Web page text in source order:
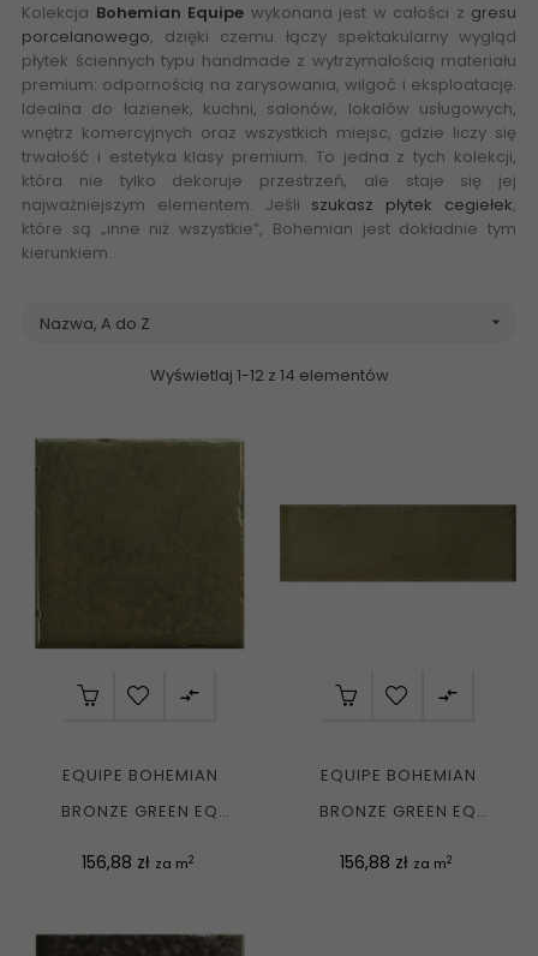
Kolekcja Bohemian Equipe wykonana jest w całości z gresu
porcelanowego, dzięki czemu łączy spektakularny wygląd
płytek ściennych typu handmade z wytrzymałością materiału
premium: odpornością na zarysowania, wilgoć i eksploatację.
Idealna do łazienek, kuchni, salonów, lokalów usługowych,
wnętrz komercyjnych oraz wszystkich miejsc, gdzie liczy się
trwałość i estetyka klasy premium. To jedna z tych kolekcji,
która nie tylko dekoruje przestrzeń, ale staje się jej
najważniejszym elementem. Jeśli szukasz płytek cegiełek,
które są „inne niż wszystkie”, Bohemian jest dokładnie tym
kierunkiem.
Nazwa, A do Z 
Wyświetlaj 1-12 z 14 elementów

EQUIPE BOHEMIAN
BRONZE GREEN EQ
Cena
156,88 zł za m2

EQUIPE BOHEMIAN
BRONZE GREEN EQ
Cena
156,88 zł za m2